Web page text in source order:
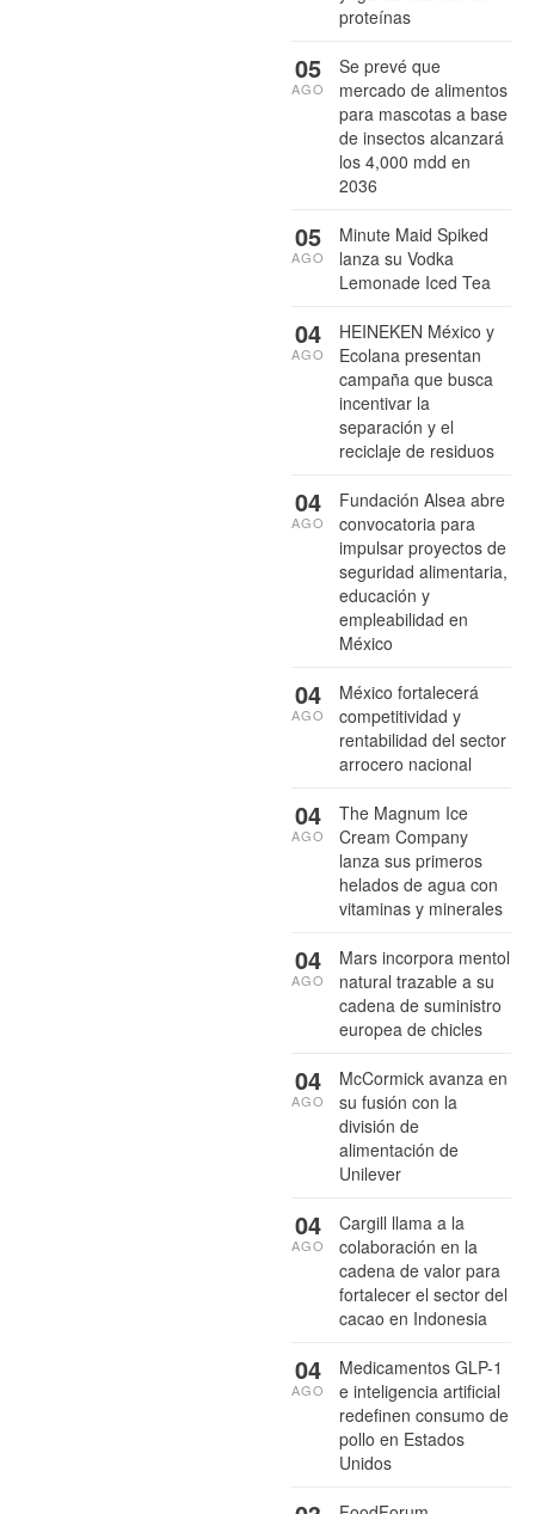
proteínas
Se prevé que
mercado de alimentos
para mascotas a base
de insectos alcanzará
los 4,000 mdd en
2036
05
AGO
Minute Maid Spiked
lanza su Vodka
Lemonade Iced Tea
05
AGO
HEINEKEN México y
Ecolana presentan
campaña que busca
incentivar la
separación y el
reciclaje de residuos
04
AGO
Fundación Alsea abre
convocatoria para
impulsar proyectos de
seguridad alimentaria,
educación y
empleabilidad en
México
04
AGO
México fortalecerá
competitividad y
rentabilidad del sector
arrocero nacional
04
AGO
The Magnum Ice
Cream Company
lanza sus primeros
helados de agua con
vitaminas y minerales
04
AGO
Mars incorpora mentol
natural trazable a su
cadena de suministro
europea de chicles
04
AGO
McCormick avanza en
su fusión con la
división de
alimentación de
Unilever
04
AGO
Cargill llama a la
colaboración en la
cadena de valor para
fortalecer el sector del
cacao en Indonesia
04
AGO
Medicamentos GLP-1
e inteligencia artificial
redefinen consumo de
pollo en Estados
Unidos
04
AGO